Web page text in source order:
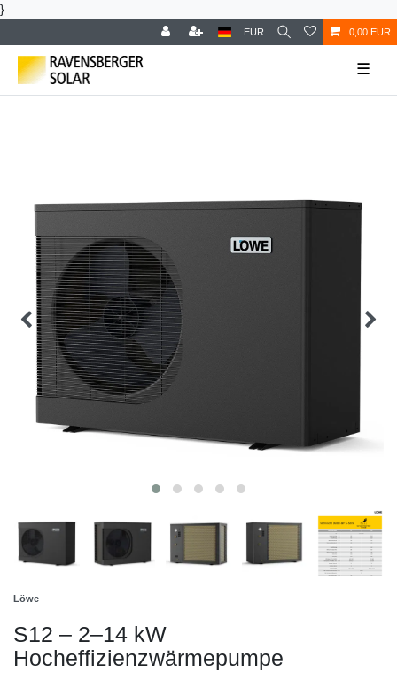
}
EUR 0,00 EUR
☰
Löwe
S12 – 2–14 kW
Hocheffizienzwärmepumpe